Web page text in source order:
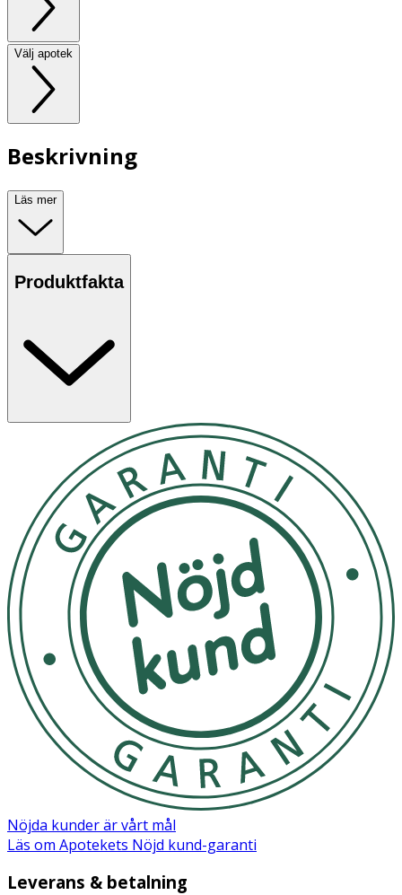
Välj apotek
Beskrivning
Läs mer
Produktfakta
Nöjda kunder är vårt mål
Läs om Apotekets Nöjd kund-garanti
Leverans & betalning